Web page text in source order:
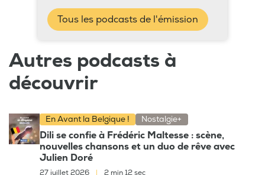
Tous les podcasts de l'émission
Autres podcasts à
découvrir
En Avant la Belgique ! Nostalgie+
Dili se confie à Frédéric Maltesse : scène,
nouvelles chansons et un duo de rêve avec
Julien Doré
27 juillet 2026 2 min 12 sec